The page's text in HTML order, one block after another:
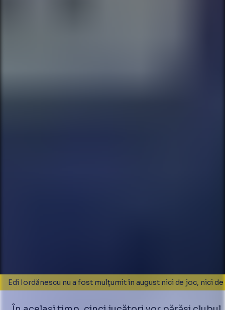
Edi Iordănescu nu a fost mulțumit în august nici de joc, nici